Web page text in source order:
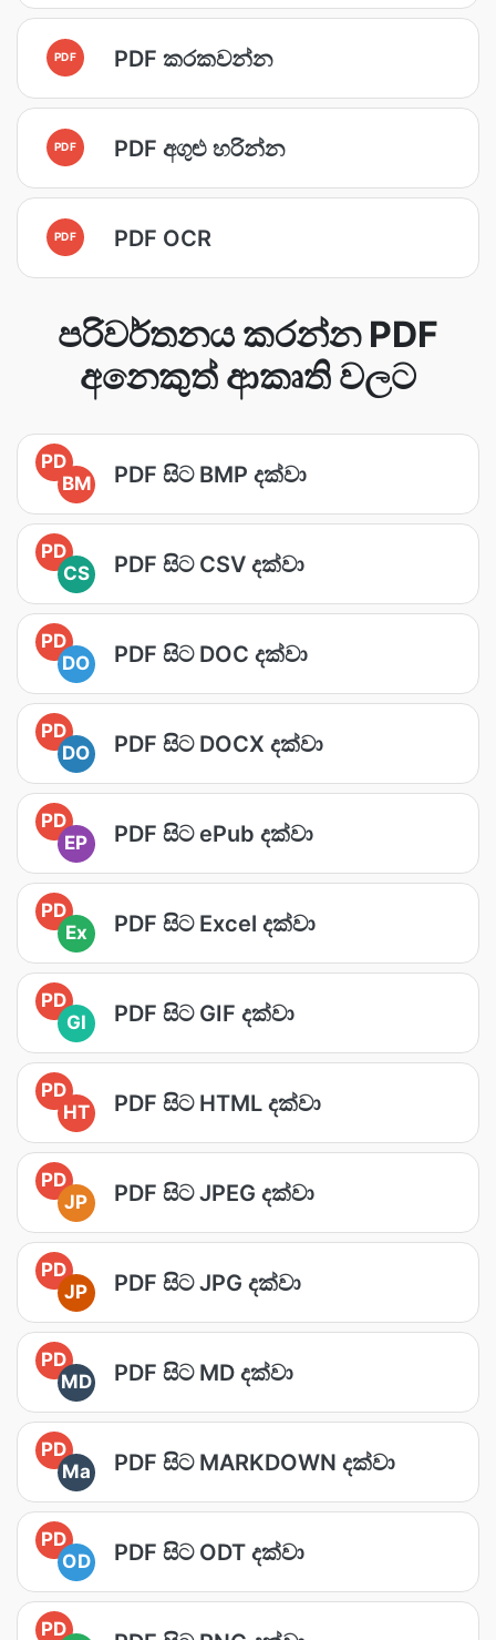
PDF PDF කරකවන්න
PDF PDF අගුළු හරින්න
PDF PDF OCR
පරිවර්තනය කරන්න PDF
අනෙකුත් ආකෘති වලට
PD
BM
PDF සිට BMP දක්වා
PD
CS
PDF සිට CSV දක්වා
PD
DO
PDF සිට DOC දක්වා
PD
DO
PDF සිට DOCX දක්වා
PD
EP
PDF සිට ePub දක්වා
PD
Ex
PDF සිට Excel දක්වා
PD
GI
PDF සිට GIF දක්වා
PD
HT
PDF සිට HTML දක්වා
PD
JP
PDF සිට JPEG දක්වා
PD
JP
PDF සිට JPG දක්වා
PD
MD
PDF සිට MD දක්වා
PD
Ma
PDF සිට MARKDOWN දක්වා
PD
OD
PDF සිට ODT දක්වා
PD